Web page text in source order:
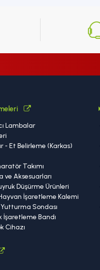
Lambalar
- Et Belirleme (Karkas)
Takımı
ve Aksesuarları
Düşürme Ürünleri
İşaretleme Kalemi
Sondası
İşaretleme Bandı
Cihazı